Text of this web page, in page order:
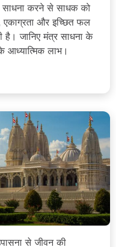
साधना करने से साधक को
एकाग्रता और इच्छित फल
है। जानिए मंत्र साधना के
आध्यात्मिक लाभ।
से जीवन की